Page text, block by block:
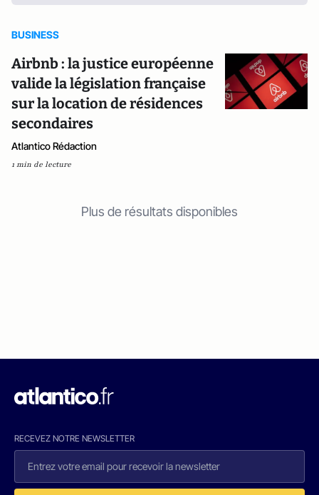
BUSINESS
Airbnb : la justice européenne
valide la législation française
sur la location de résidences
secondaires
Atlantico Rédaction
1 min de lecture
Plus de résultats disponibles
RECEVEZ NOTRE NEWSLETTER